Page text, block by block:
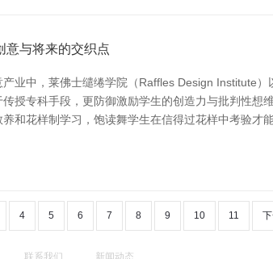
意与将来的交织点
业中，莱佛士缱绻学院（Raffles Design Institute
授专科手段，更防御激励学生的创造力与批判性
和花样制学习，饱读舞学生在信得过花样中考验才
4 5 6 7 8 9 10 11
联系我们 新闻动态